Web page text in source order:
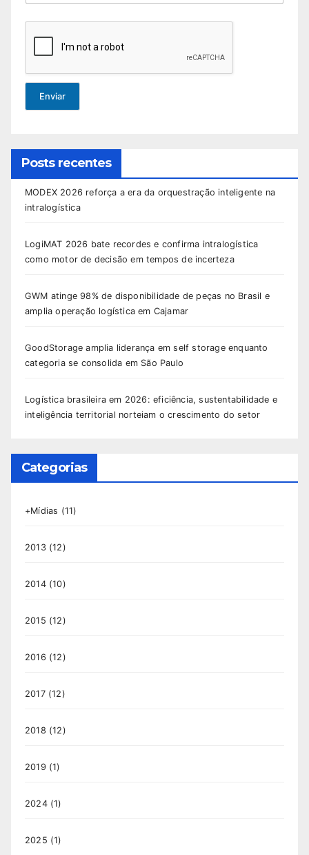
Enviar
Posts recentes
MODEX 2026 reforça a era da orquestração inteligente na
intralogística
LogiMAT 2026 bate recordes e confirma intralogística
como motor de decisão em tempos de incerteza
GWM atinge 98% de disponibilidade de peças no Brasil e
amplia operação logística em Cajamar
GoodStorage amplia liderança em self storage enquanto
categoria se consolida em São Paulo
Logística brasileira em 2026: eficiência, sustentabilidade e
inteligência territorial norteiam o crescimento do setor
Categorias
+Mídias (11)
2013(12)
2014(10)
2015 (12)
2016 (12)
2017(12)
2018 (12)
2019 (1)
2024(1)
2025 (1)